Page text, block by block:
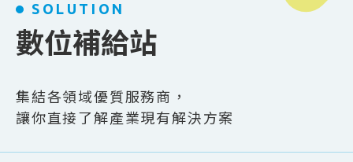
SOLUTION
數位補給站
集結各領域優質服務商，
讓你直接了解產業現有解決方案